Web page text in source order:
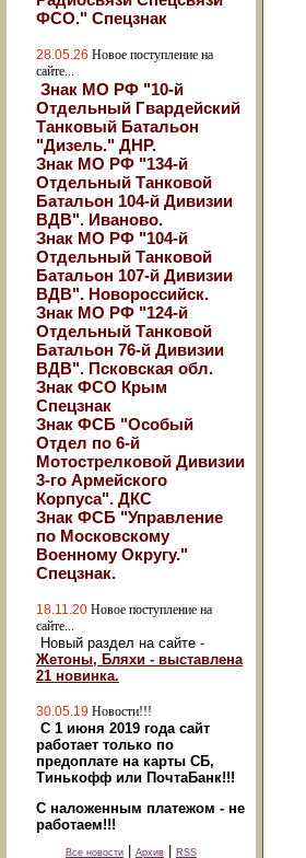
ФСО." Спецзнак
28.05.26 Новое поступление на
сайте...
Знак МО РФ "10-й
Отдельный Гвардейский
Танковый Батальон
"Дизель." ДНР.
Знак МО РФ "134-й
Отдельный Танковой
Батальон 104-й Дивизии
ВДВ". Иваново.
Знак МО РФ "104-й
Отдельный Танковой
Батальон 107-й Дивизии
ВДВ". Новороссийск.
Знак МО РФ "124-й
Отдельный Танковой
Батальон 76-й Дивизии
ВДВ". Псковская обл.
Знак ФСО Крым
Спецзнак
Знак ФСБ "Особый
Отдел по 6-й
Мотострелковой Дивизии
3-го Армейского
Корпуса". ДКС
Знак ФСБ "Управление
по Московскому
Военному Округу."
Спецзнак.
18.11.20 Новое поступление на
сайте...
Новый раздел на сайте -
Жетоны, Бляхи - выставлена
21 новинка.
30.05.19 Новости!!!
С 1 июня 2019 года сайт
работает только по
предоплате на карты СБ,
Тинькофф или ПочтаБанк!!!
С наложенным платежом - не
работаем!!!
Все новости Архив RSS